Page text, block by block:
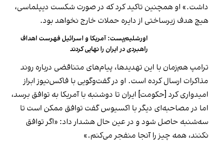
داشت.» او همچنین تاکید کرد که در صورت شکست دیپلماسی،
هیچ هدف زیرساختی از دایره حملات خارج نخواهد بود.
اورشلیم‌پست: آمریکا و اسرائیل فهرست اهداف
راهبردی در ایران را نهایی کردند
ترامپ هم‌زمان با این تهدیدها، پیام‌های متناقضی درباره روند
مذاکرات ارسال کرده است. او در گفت‌وگویی با فاکس‌نیوز ابراز
امیدواری کرد [حکومت] ایران تا دوشنبه با آمریکا به توافق برسد،
اما در مصاحبه‌ای دیگر با اکسیوس گفت توافق ممکن است تا
سه‌شنبه حاصل شود و در عین حال هشدار داد: «اگر توافق
نکنند، همه چیز را آنجا منفجر می‌کنم.»